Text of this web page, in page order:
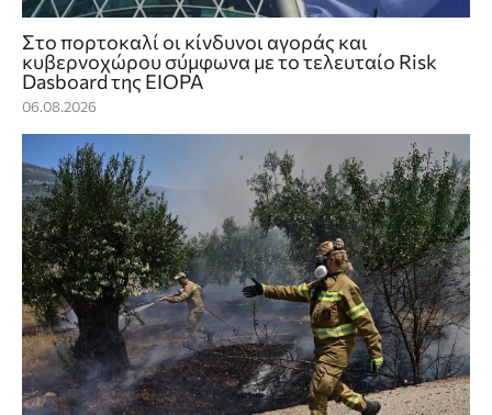
Στο πορτοκαλί οι κίνδυνοι αγοράς και
κυβερνοχώρου σύμφωνα με το τελευταίο Risk
Dasboard της EIOPA
06.08.2026